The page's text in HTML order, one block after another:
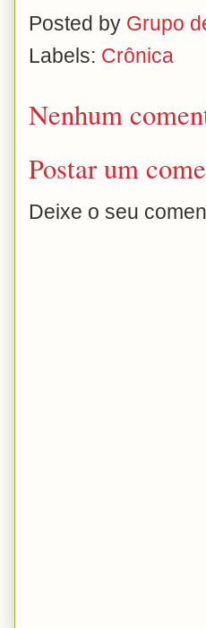
Posted by Grupo
Labels: Crônica
Nenhum
Postar um
Deixe o seu